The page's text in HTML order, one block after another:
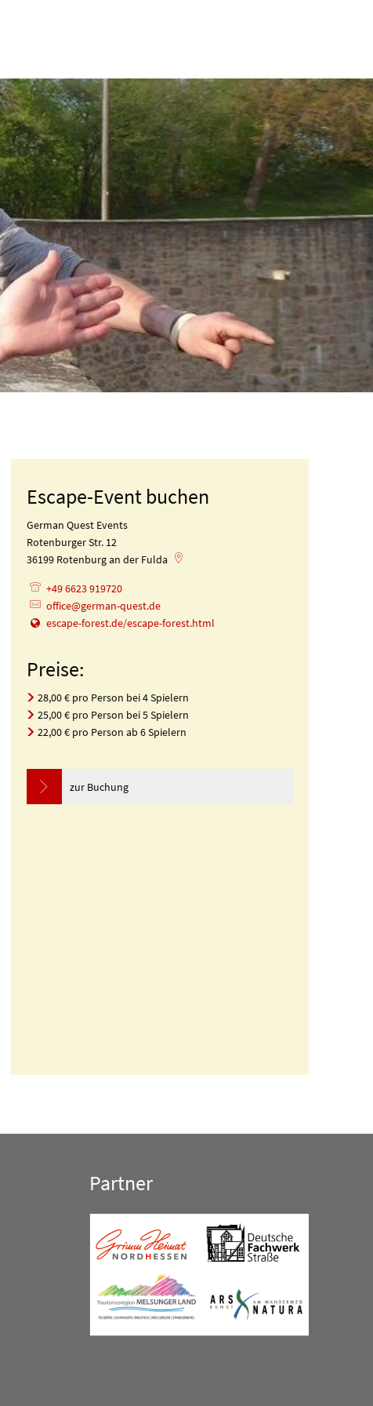
Escape-Event buchen
German Quest Events
Rotenburger Str. 12
36199 Rotenburg an der Fulda
+49 6623 919720
office@german-quest.de
escape-forest.de/escape-forest.html
Preise:
28,00 € pro Person bei 4 Spielern
25,00 € pro Person bei 5 Spielern
22,00 € pro Person ab 6 Spielern
zur Buchung
Partner